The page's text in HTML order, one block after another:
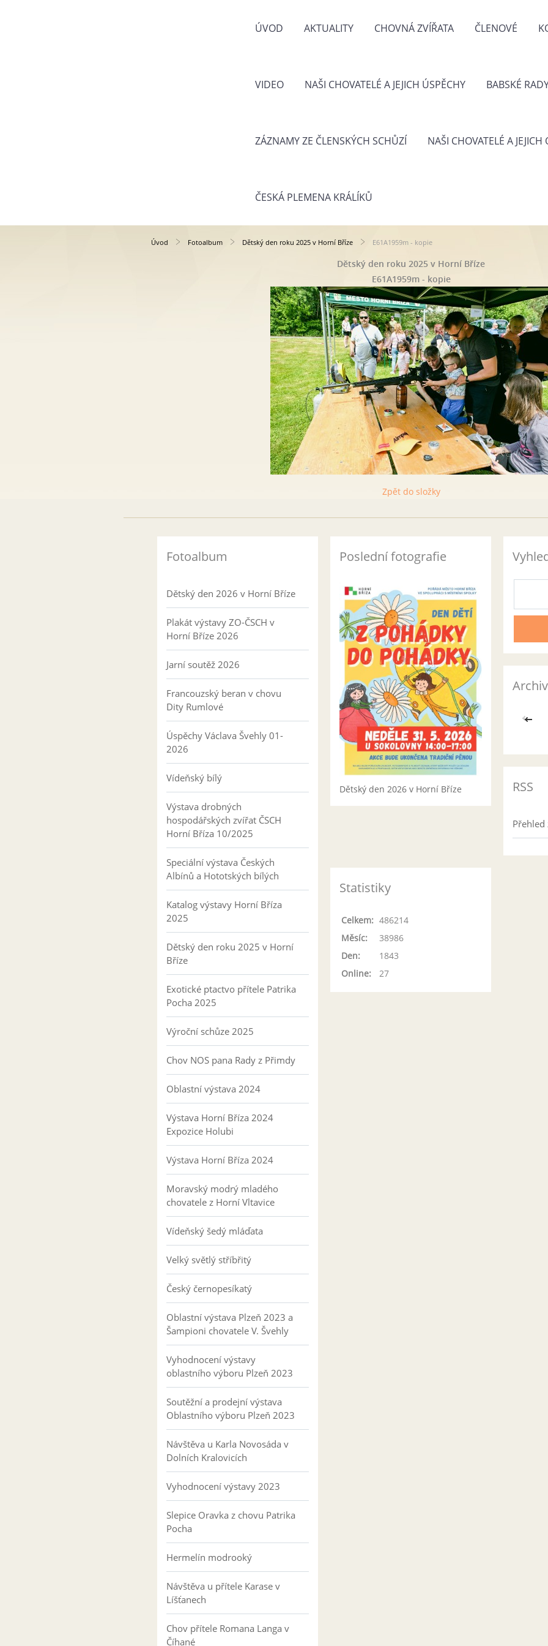
ÚVOD AKTUALITY CHOVNÁ ZVÍŘATA ČLENOVÉ
VIDEO NAŠI CHOVATELÉ A JEJICH ÚSPĚCHY BABSKÉ
ZÁZNAMY ZE ČLENSKÝCH SCHŮZÍ NAŠI CHOVATELÉ A
ČESKÁ PLEMENA KRÁLÍKŮ
Úvod Fotoalbum Dětský den roku 2025 v Horní Bříze E61A1959m - kopie
Dětský den roku 2025 v Horní Bříze
E61A1959m - kopie
Zpět do složky
Fotoalbum
Dětský den 2026 v Horní Bříze
Plakát výstavy ZO-ČSCH v
Horní Bříze 2026
Jarní soutěž 2026
Francouzský beran v chovu
Dity Rumlové
Úspěchy Václava Švehly 01-
2026
Vídeňský bílý
Výstava drobných
hospodářských zvířat ČSCH
Horní Bříza 10/2025
Speciální výstava Českých
Albínů a Hototských bílých
Katalog výstavy Horní Bříza
2025
Dětský den roku 2025 v Horní
Bříze
Exotické ptactvo přítele Patrika
Pocha 2025
Výroční schůze 2025
Chov NOS pana Rady z Přimdy
Oblastní výstava 2024
Výstava Horní Bříza 2024
Expozice Holubi
Výstava Horní Bříza 2024
Moravský modrý mladého
chovatele z Horní Vltavice
Vídeňský šedý mláďata
Velký světlý stříbřitý
Český černopesíkatý
Oblastní výstava Plzeň 2023 a
Šampioni chovatele V. Švehly
Vyhodnocení výstavy
oblastního výboru Plzeň 2023
Soutěžní a prodejní výstava
Oblastního výboru Plzeň 2023
Návštěva u Karla Novosáda v
Dolních Kralovicích
Vyhodnocení výstavy 2023
Slepice Oravka z chovu Patrika
Pocha
Hermelín modrooký
Návštěva u přítele Karase v
Líšťanech
Chov přítele Romana Langa v
Číhané
Poslední fotografie
Dětský den 2026 v Horní Bříze
Archiv
<<
RSS
Statistiky
Online: 27
Celkem: 486214
Měsíc:
38986
Den:
1843